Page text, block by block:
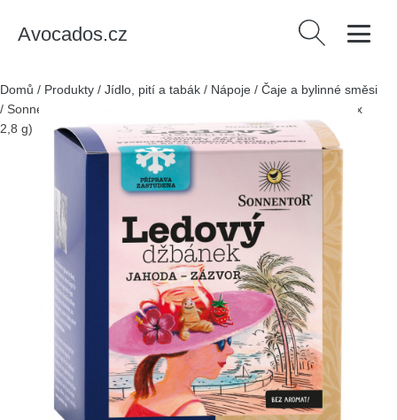
Avocados.cz Vyhledávání
Domů / Produkty / Jídlo, pití a tabák / Nápoje / Čaje a bylinné směsi
/ Sonnentor Ledový džbánek BIO - jahoda a zázvor - sáčky (16 x
2,8 g)